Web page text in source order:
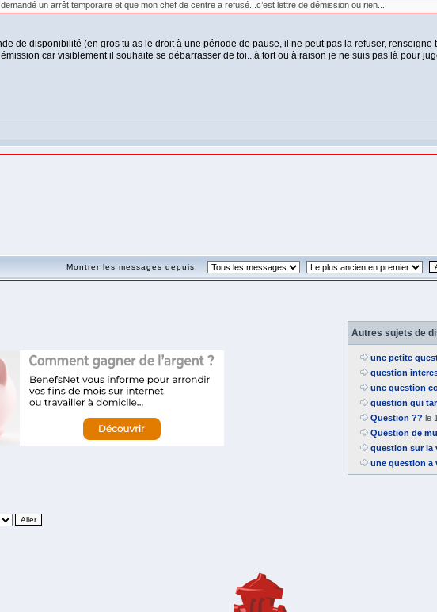
un arrêt temporaire et que mon chef de centre a refusé...c’est lettre de démission ou rien...
de disponibilité (en gros tu as le droit à une période de pause, il ne peut pas la refuser,
car visiblement il souhaite se débarrasser de toi...à tort ou à raison je ne suis pas là pour
Montrer les messages depuis:
Autres sujets de
une petite
question
une question
question qui
Question ?? le
Question de
question sur la
une question a